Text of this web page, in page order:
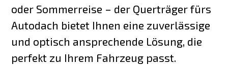
oder Sommerreise – der Querträger fürs
Autodach bietet Ihnen eine zuverlässige
und optisch ansprechende Lösung, die
perfekt zu Ihrem Fahrzeug passt.